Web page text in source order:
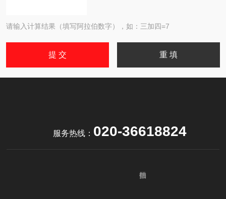
请输入计算结果（填写阿拉伯数字），如：三加四=7
服务热线： 020-36618824